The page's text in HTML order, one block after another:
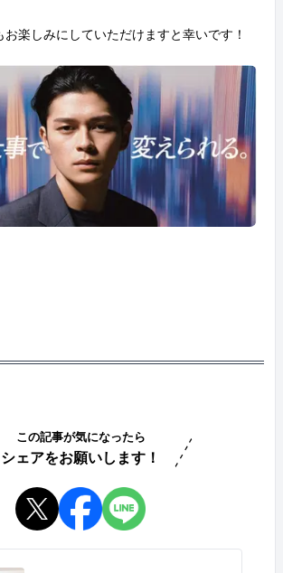
楽しみにしていただけますと幸いです！
この記事が気になったら
シェアをお願いします！